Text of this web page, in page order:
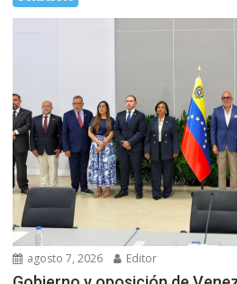
agosto 7, 2026 Editor